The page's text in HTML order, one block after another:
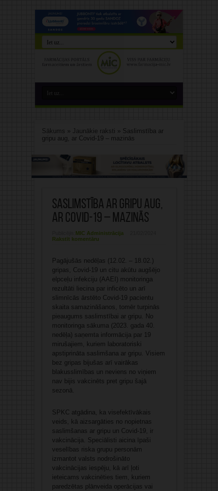
Sākums » Jaunākie raksti » Saslimstība ar
gripu aug, ar Covid-19 – mazinās
Saslimstība ar gripu aug,
ar Covid-19 – mazinās
MIC Administrācija
Rakstīt komentāru
Pagājušās nedēļas (12.02. – 18.02.)
gripas, Covid-19 un citu akūtu augšējo
elpceļu infekciju (AAEI) monitoringa
rezultāti liecina par inficēto un arī
slimnīcās ārstēto Covid-19 pacientu
skaita samazināšanos, tomēr turpinās
pieaugums saslimstībai ar gripu. No
monitoringa sākuma (2023. gada 40.
nedēļa) saņemta informācija par 19
mirušajiem, kuriem laboratoriski
apstiprināta saslimšana ar gripu. Visiem
bez gripas bijušas arī vairākas
blakusslimības un neviens no viņiem
nav bijis vakcinēts pret gripu šajā
sezonā.
SPKC atgādina, ka visefektīvākais
veids, kā aizsargāties no nopietnas
saslimšanas ar gripu un Covid-19, ir
vakcinācija. Speciālisti aicina īpaši
veselības riska grupu personām
izmantot valsts nodrošināto
vakcinācijas iespēju, kā arī ļoti
ieteicams vakcinēties tiem, kuriem
paredzētas plānveida operācijas vai